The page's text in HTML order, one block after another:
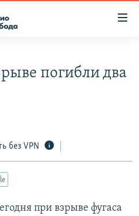
погибли два
без VPN
при взрыве фугаса